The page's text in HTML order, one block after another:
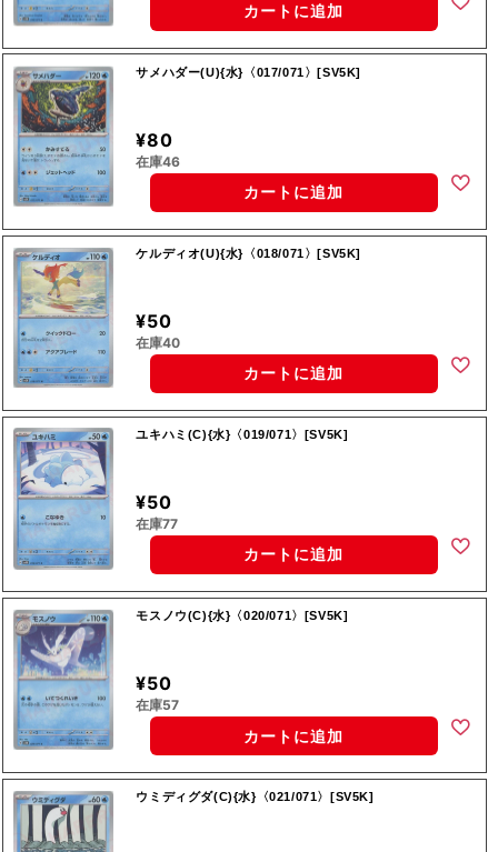
カートに追加
サメハダー(U){水}〈017/071〉[SV5K]
¥80
在庫46
カートに追加
ケルディオ(U){水}〈018/071〉[SV5K]
¥50
在庫40
カートに追加
ユキハミ(C){水}〈019/071〉[SV5K]
¥50
在庫77
カートに追加
モスノウ(C){水}〈020/071〉[SV5K]
¥50
在庫57
カートに追加
ウミディグダ(C){水}〈021/071〉[SV5K]